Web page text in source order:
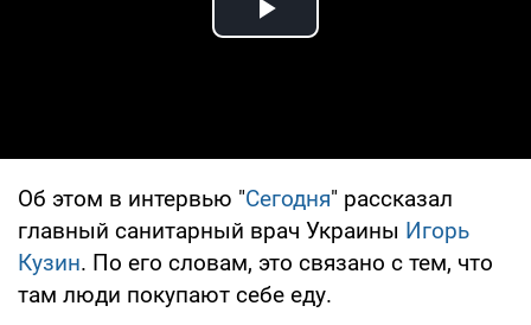
Play Video
Об этом в интервью "Сегодня" рассказал
главный санитарный врач Украины Игорь
Кузин. По его словам, это связано с тем, что
там люди покупают себе еду.